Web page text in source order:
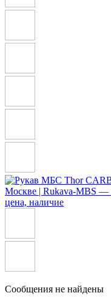
Сообщения не найдены